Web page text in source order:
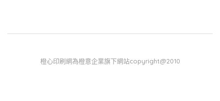
橙心印刷網為橙意企業旗下網站copyright@2010